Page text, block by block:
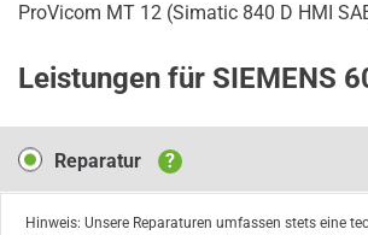
ProVicom MT 12 (Simatic 840 D HMI
Leistungen für SIEMENS
Reparatur
Reparatur ?
Hinweis: Unsere Reparaturen umfassen stets eine